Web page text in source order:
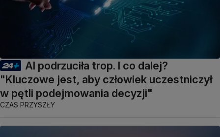
AI podrzuciła trop. I co dalej?
"Kluczowe jest, aby człowiek uczestniczył
w pętli podejmowania decyzji"
CZAS PRZYSZŁY